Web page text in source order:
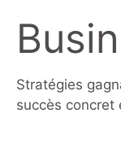
Stratégies
succès concret